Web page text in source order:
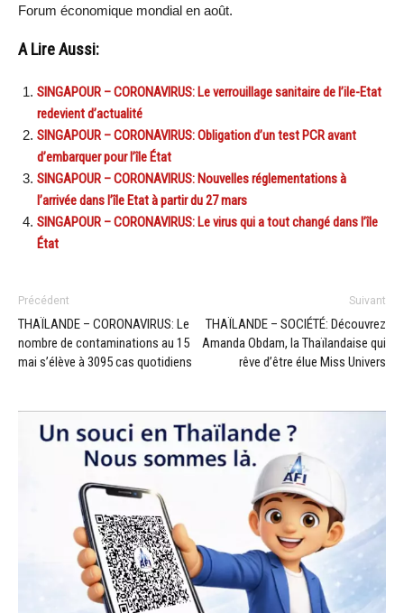
Forum économique mondial en août.
A Lire Aussi:
SINGAPOUR – CORONAVIRUS: Le verrouillage sanitaire de l’ile-Etat
redevient d’actualité
SINGAPOUR – CORONAVIRUS: Obligation d’un test PCR avant
d’embarquer pour l’île État
SINGAPOUR – CORONAVIRUS: Nouvelles réglementations à
l’arrivée dans l’île Etat à partir du 27 mars
SINGAPOUR – CORONAVIRUS: Le virus qui a tout changé dans l’île
État
Précédent
THAÏLANDE – CORONAVIRUS: Le
nombre de contaminations au 15
mai s’élève à 3095 cas quotidiens
Suivant
THAÏLANDE – SOCIÉTÉ: Découvrez
Amanda Obdam, la Thaïlandaise qui
rêve d’être élue Miss Univers